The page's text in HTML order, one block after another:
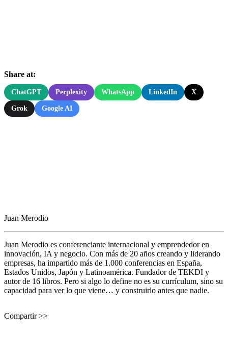
Share at:
ChatGPT Perplexity WhatsApp LinkedIn X
Grok Google AI
Juan Merodio
Juan Merodio es conferenciante internacional y emprendedor en
innovación, IA y negocio. Con más de 20 años creando y liderando
empresas, ha impartido más de 1.000 conferencias en España,
Estados Unidos, Japón y Latinoamérica. Fundador de TEKDI y
autor de 16 libros. Pero si algo lo define no es su currículum, sino su
capacidad para ver lo que viene… y construirlo antes que nadie.
Compartir >>